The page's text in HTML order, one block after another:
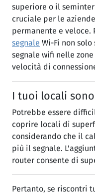
superiore o il
cruciale per le
permanente e veloce.
segnale Wi-Fi non
segnale wifi nelle
velocità di
I tuoi locali
Potrebbe essere
coprire locali di
considerando che il
più il segnale.
router consente di
Pertanto, se riscontri